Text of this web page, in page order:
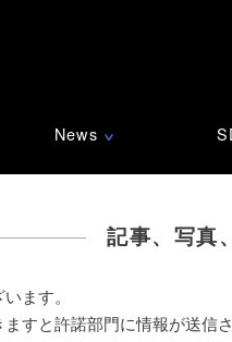
News ∨
記事、写真
ます。
すと許諾部門に情報が送信